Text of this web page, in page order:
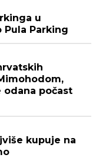
u
Parking
počast
kupuje na